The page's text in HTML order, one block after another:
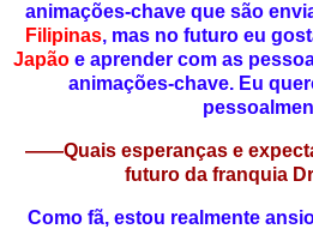
animações-chave que são
Filipinas, mas no futuro eu
Japãoe aprender com as
animações-chave. Eu
——Quais esperanças e
futuro da franquia
Como fã, estou realmente